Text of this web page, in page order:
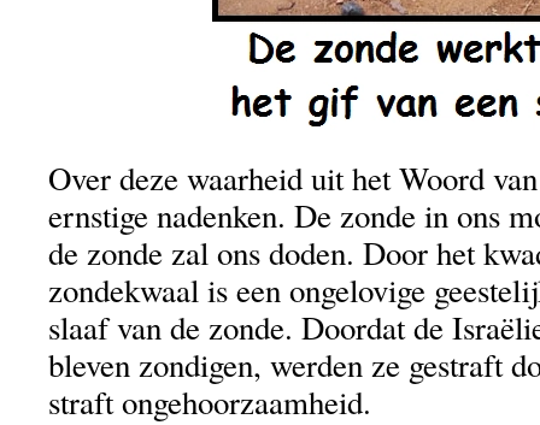
Over deze waarheid uit het Woord
ernstige nadenken. De zonde in ons
de zonde zal ons doden. Door het
zondekwaal is een ongelovige
slaaf van de zonde. Doordat de
bleven zondigen, werden ze gestraft
straft ongehoorzaamheid.